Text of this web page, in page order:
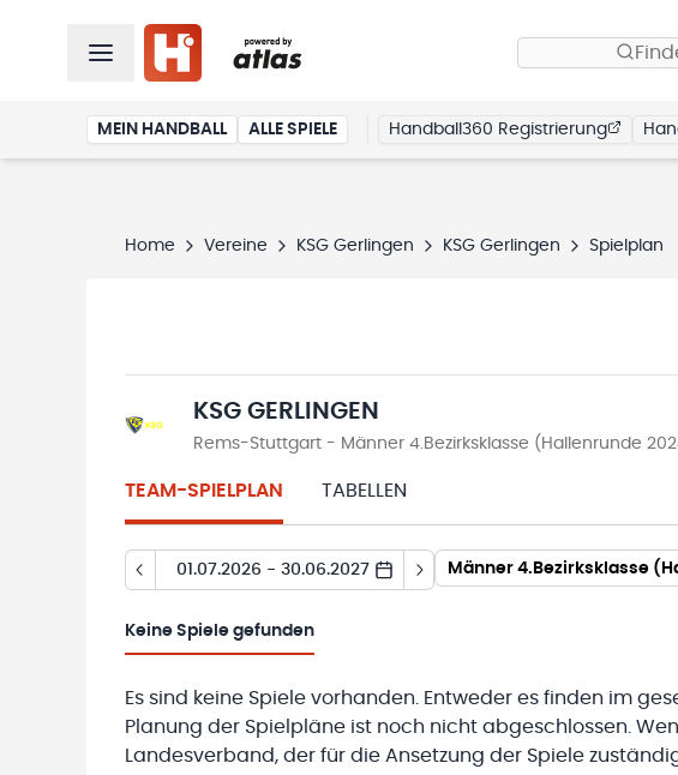
MEIN HANDBALL ALLE SPIELE Handball360 Registrierung
Home Vereine KSG Gerlingen KSG Gerlingen Spielplan
KSG GERLINGEN
Rems-Stuttgart - Männer 4.Bezirksklasse (Hallenrunde
TEAM-SPIELPLAN TABELLEN
01.07.2026 - 30.06.2027 Männer 4.Bezirksklasse
Keine Spiele gefunden
Es sind keine Spiele vorhanden. Entweder es finden im
Planung der Spielpläne ist noch nicht abgeschlossen.
Landesverband, der für die Ansetzung der Spiele